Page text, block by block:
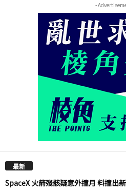
-
最新
SpaceX 火箭殘骸疑意外撞月 料撞出